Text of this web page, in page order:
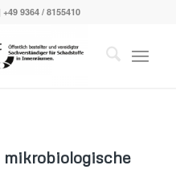
9364 / 8155410
mikrobiologische